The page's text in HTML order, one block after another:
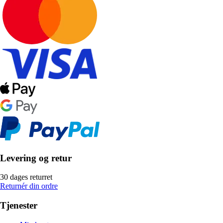
Levering og retur
30 dages returret
Returnér din ordre
Tjenester